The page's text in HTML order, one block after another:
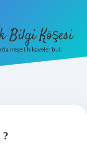
Bilgi Köşesi
neşeli hikayeler bul!